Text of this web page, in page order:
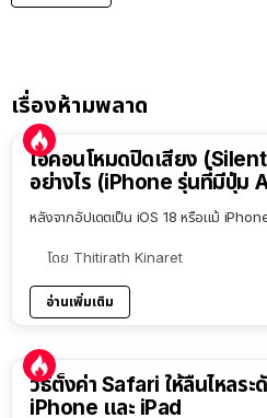
เรื่องห้ามพลาด
ไอคอนโหมดปิดเสียง
อย่างไร (iPhone รุ่นที่มีปุ่ม
หลังจากอัปเดตเป็น iOS 18 หรือแม้
โดย Thitirath Kinaret
อ่านเพิ่มเติม
วิธีตั้งค่า Safari ให้ลื่นไหลร
iPhone และ iPad